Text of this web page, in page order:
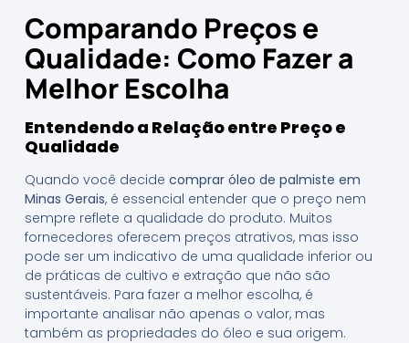
Comparando Preços e
Qualidade: Como Fazer a
Melhor Escolha
Entendendo a Relação entre Preço e
Qualidade
Quando você decide comprar óleo de palmiste em
Minas Gerais, é essencial entender que o preço nem
sempre reflete a qualidade do produto. Muitos
fornecedores oferecem preços atrativos, mas isso
pode ser um indicativo de uma qualidade inferior ou
de práticas de cultivo e extração que não são
sustentáveis. Para fazer a melhor escolha, é
importante analisar não apenas o valor, mas
também as propriedades do óleo e sua origem.